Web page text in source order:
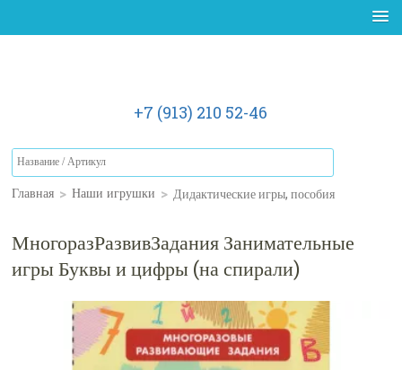
+7 (913) 210 52-46
Главная > Наши игрушки > Дидактические игры, пособия
МногоразРазвивЗадания Занимательные
игры Буквы и цифры (на спирали)